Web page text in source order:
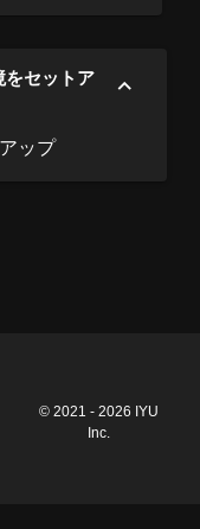
をセットア
ップ
© 2021 - 2026 IYU
Inc.